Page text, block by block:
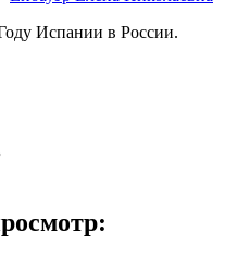
Испании в России.